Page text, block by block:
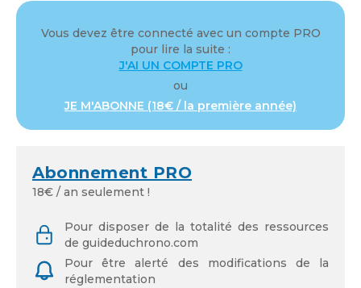
Vous devez être connecté avec un compte PRO
pour lire la suite :
J'AI UN COMPTE PRO
ou
JE M'ABONNE (18€ / la première année)
Abonnement PRO
18€ / an seulement !
Pour disposer de la totalité des ressources
de guideduchrono.com
Pour être alerté des modifications de la
réglementation
Identifiant ou adresse de courriel
Mot de passe